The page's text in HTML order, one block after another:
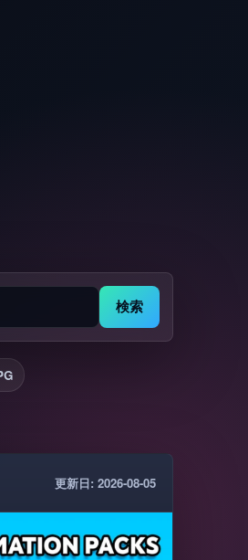
検索
更新日: 2026-08-05